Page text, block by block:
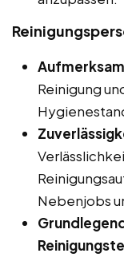
Reinigung
Nebenjobs